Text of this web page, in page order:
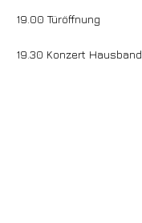
19.00 Türöffnung
19.30 Konzert Hausband